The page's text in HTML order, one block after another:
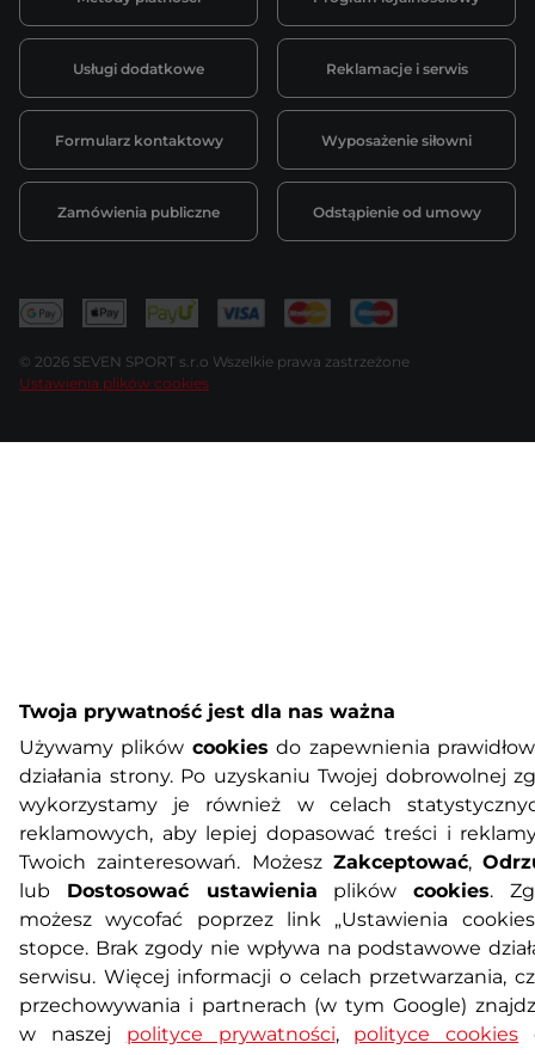
Usługi dodatkowe Reklamacje i serwis
Formularz kontaktowy Wyposażenie siłowni
Zamówienia publiczne Odstąpienie od umowy
© 2026 SEVEN SPORT s.r.o Wszelkie prawa zastrzeżone
Ustawienia plików cookies
Twoja prywatność jest dla nas ważna
Używamy plików cookies do zapewnienia
działania strony. Po uzyskaniu Twojej dobrowolnej
wykorzystamy je również w celach
reklamowych, aby lepiej dopasować treści i
Twoich zainteresowań. Możesz Zakceptować,
lub Dostosować ustawienia plikówcookies.
możesz wycofać poprzez link „Ustawienia
stopce. Brak zgody nie wpływa na podstawowe
serwisu. Więcej informacji o celach przetwarzania,
przechowywania i partnerach (w tym Google)
w naszej polityce prywatności, polityce cookies